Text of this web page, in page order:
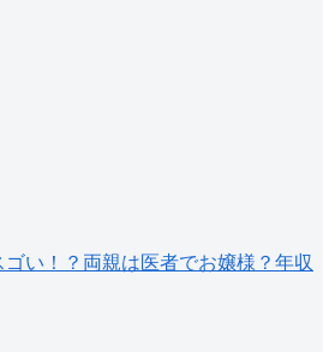
い！？両親は医者でお嬢様？年収